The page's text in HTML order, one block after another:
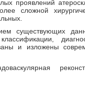
проявлений
сложной
существующих
и изложены